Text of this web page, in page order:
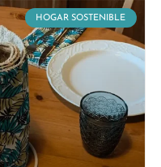
HOGAR SOSTENIBLE